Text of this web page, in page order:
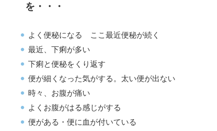
を・・・
よく便秘になる ここ最近便秘が続く
最近、下痢が多い
下痢と便秘をくり返す
便が細くなった気がする。太い便が出ない
時々、お腹が痛い
よくお腹がはる感じがする
便がある・便に血が付いている